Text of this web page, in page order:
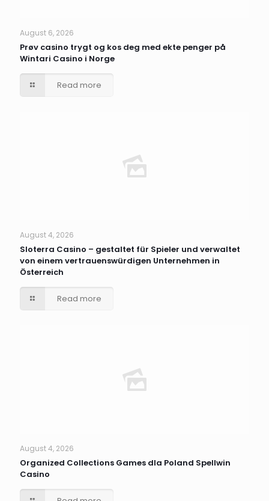
August 6, 2026
Prøv casino trygt og kos deg med ekte penger på
Wintari Casino i Norge
Read more
August 4, 2026
Sloterra Casino – gestaltet für Spieler und verwaltet
von einem vertrauenswürdigen Unternehmen in
Österreich
Read more
August 4, 2026
Organized Collections Games dla Poland Spellwin
Casino